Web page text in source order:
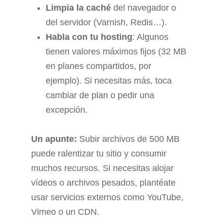
Limpia la caché del navegador o
del servidor (Varnish, Redis…).
Habla con tu hosting: Algunos
tienen valores máximos fijos (32 MB
en planes compartidos, por
ejemplo). Si necesitas más, toca
cambiar de plan o pedir una
excepción.
Un apunte: Subir archivos de 500 MB
puede ralentizar tu sitio y consumir
muchos recursos. Si necesitas alojar
vídeos o archivos pesados, plantéate
usar servicios externos como YouTube,
Vimeo o un CDN.